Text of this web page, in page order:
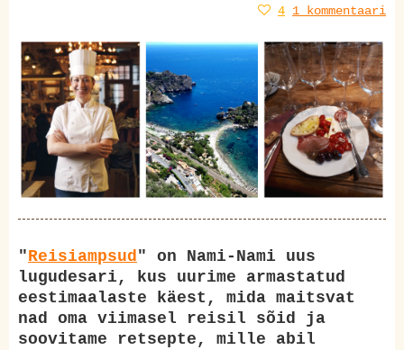
4 1 kommentaari
"Reisiampsud" on Nami-Nami uus
lugudesari, kus uurime armastatud
eestimaalaste käest, mida maitsvat
nad oma viimasel reisil sõid ja
soovitame retsepte, mille abil